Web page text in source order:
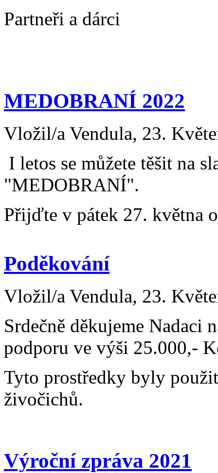
Partneři a dárci
MEDOBRANÍ 2022
Vložil/a Vendula, 23.
I letos se můžete těšit na
"MEDOBRANÍ".
Přijďte v pátek 27. května
Poděkování
Vložil/a Vendula, 23.
Srdečně děkujeme Nadaci
podporu ve výši 25.000,-
Tyto prostředky byly
živočichů.
Výroční zpráva 2021